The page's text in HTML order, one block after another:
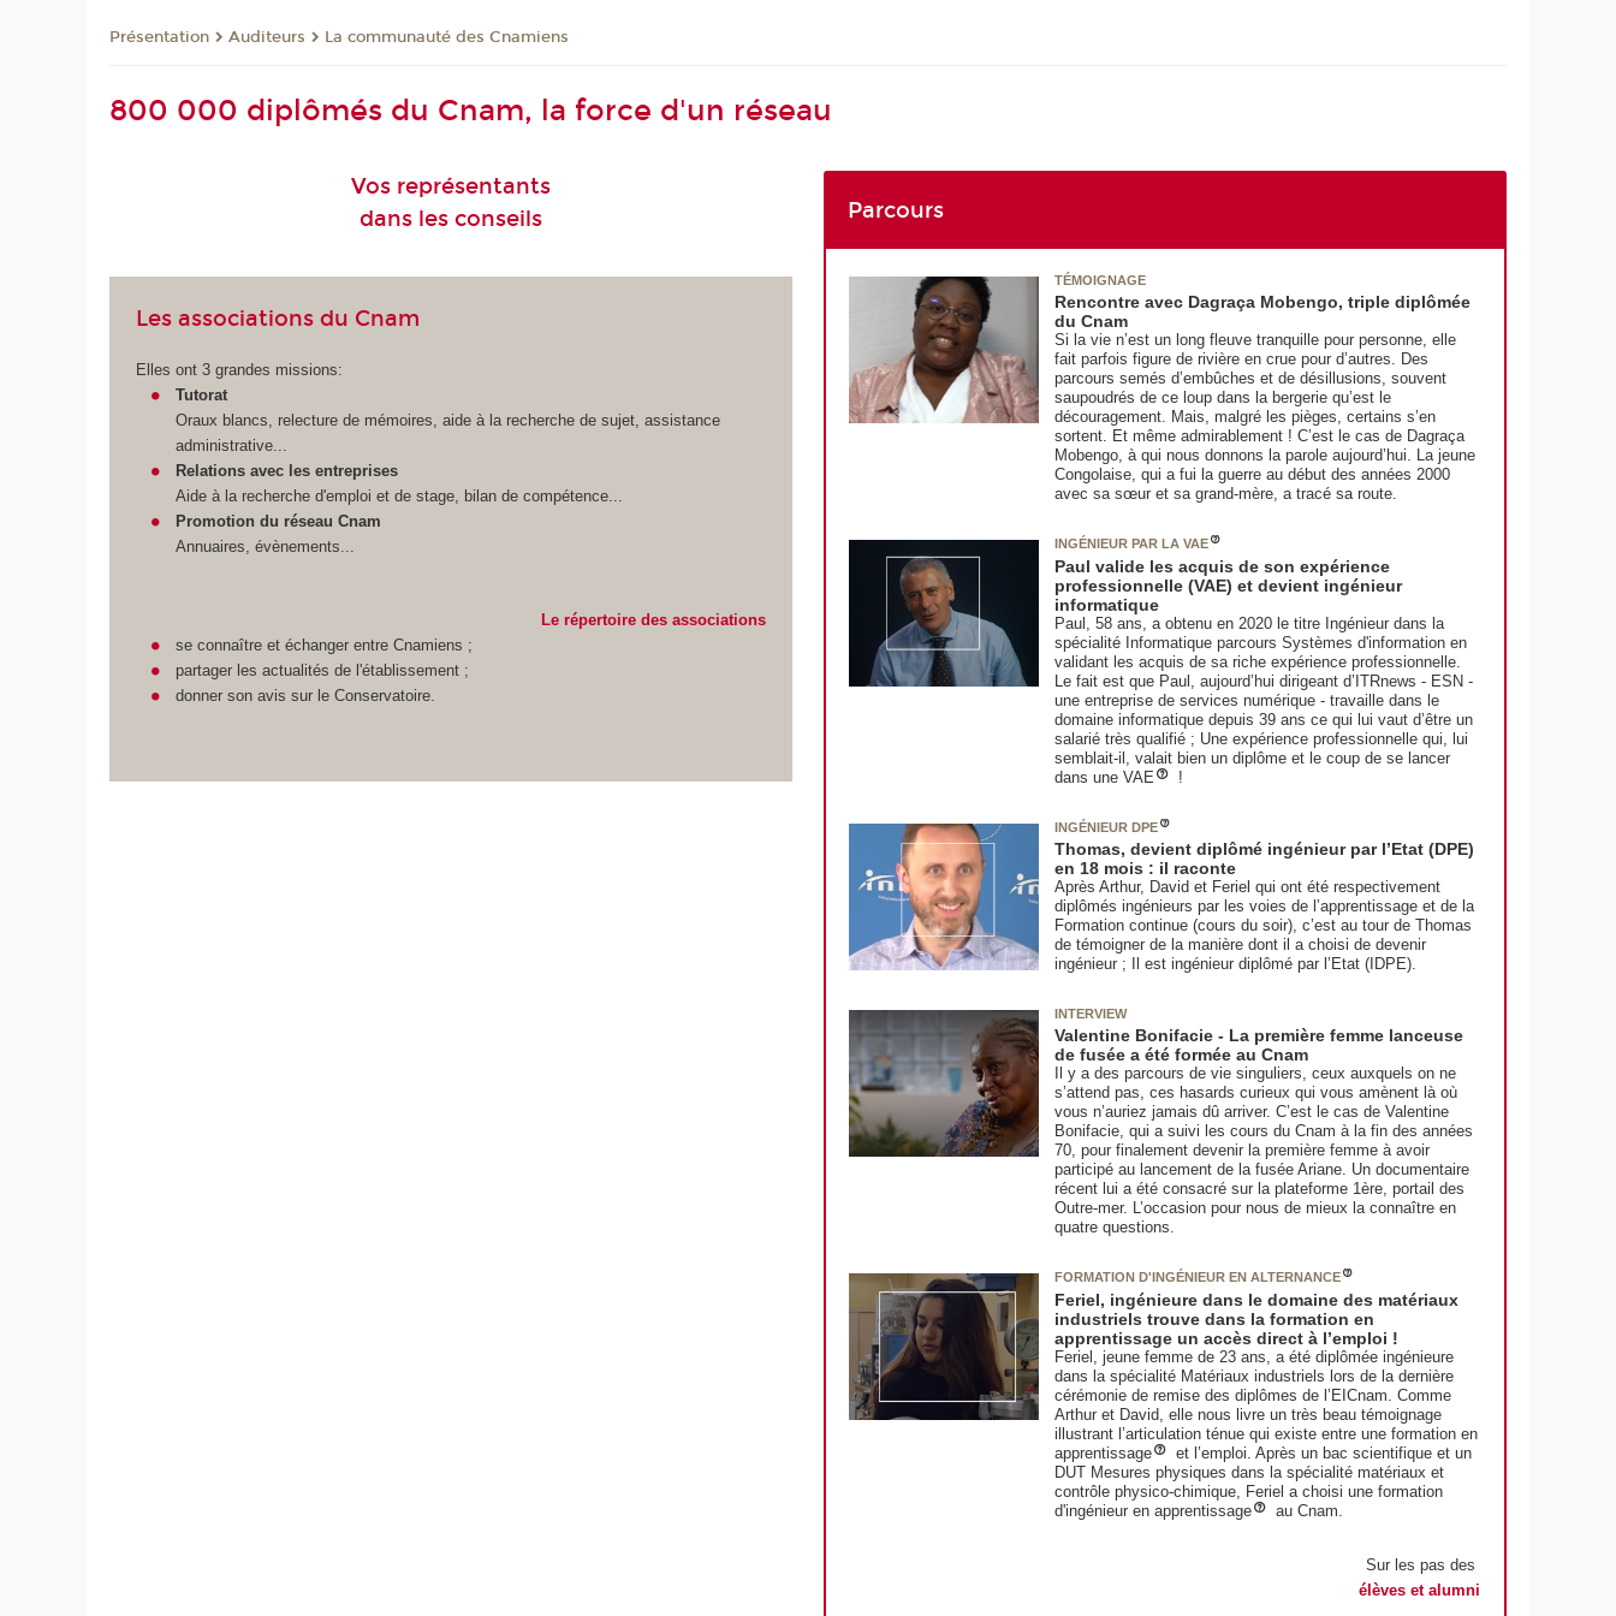
Présentation Auditeurs La communauté des Cnamiens
800 000 diplômés du Cnam, la force d'un réseau
Vos représentants
dans les conseils
Les associations du Cnam
Elles ont 3 grandes missions:
Tutorat
Oraux blancs, relecture de mémoires, aide à la recherche de sujet, assistance
administrative...
Relations avec les entreprises
Aide à la recherche d'emploi et de stage, bilan de compétence...
Promotion du réseau Cnam
Annuaires, évènements...
Le répertoire des associations
se connaître et échanger entre Cnamiens ;
partager les actualités de l'établissement ;
donner son avis sur le Conservatoire.
Parcours
TÉMOIGNAGE
Rencontre avec Dagraça Mobengo, triple diplômée
du Cnam
Si la vie n’est un long fleuve tranquille pour personne, elle
fait parfois figure de rivière en crue pour d’autres. Des
parcours semés d’embûches et de désillusions, souvent
saupoudrés de ce loup dans la bergerie qu’est le
découragement. Mais, malgré les pièges, certains s’en
sortent. Et même admirablement ! C’est le cas de Dagraça
Mobengo, à qui nous donnons la parole aujourd’hui. La jeune
Congolaise, qui a fui la guerre au début des années 2000
avec sa sœur et sa grand-mère, a tracé sa route.
INGÉNIEUR PAR LA VAE
Paul valide les acquis de son expérience
professionnelle (VAE) et devient ingénieur
informatique
Paul, 58 ans, a obtenu en 2020 le titre Ingénieur dans la
spécialité Informatique parcours Systèmes d'information en
validant les acquis de sa riche expérience professionnelle.
Le fait est que Paul, aujourd’hui dirigeant d’ITRnews - ESN -
une entreprise de services numérique - travaille dans le
domaine informatique depuis 39 ans ce qui lui vaut d’être un
salarié très qualifié ; Une expérience professionnelle qui, lui
semblait-il, valait bien un diplôme et le coup de se lancer
dans une VAE
!
INGÉNIEUR DPE
Thomas, devient diplômé ingénieur par l’Etat (DPE)
en 18 mois : il raconte
Après Arthur, David et Feriel qui ont été respectivement
diplômés ingénieurs par les voies de l’apprentissage et de la
Formation continue (cours du soir), c’est au tour de Thomas
de témoigner de la manière dont il a choisi de devenir
ingénieur ; Il est ingénieur diplômé par l’Etat (IDPE).
INTERVIEW
Valentine Bonifacie - La première femme lanceuse
de fusée a été formée au Cnam
Il y a des parcours de vie singuliers, ceux auxquels on ne
s’attend pas, ces hasards curieux qui vous amènent là où
vous n’auriez jamais dû arriver. C’est le cas de Valentine
Bonifacie, qui a suivi les cours du Cnam à la fin des années
70, pour finalement devenir la première femme à avoir
participé au lancement de la fusée Ariane. Un documentaire
récent lui a été consacré sur la plateforme 1ère, portail des
Outre-mer. L’occasion pour nous de mieux la connaître en
quatre questions.
FORMATION D'INGÉNIEUR EN ALTERNANCE
Feriel, ingénieure dans le domaine des matériaux
industriels trouve dans la formation en
apprentissage un accès direct à l’emploi !
Feriel, jeune femme de 23 ans, a été diplômée ingénieure
dans la spécialité Matériaux industriels lors de la dernière
cérémonie de remise des diplômes de l’EICnam. Comme
Arthur et David, elle nous livre un très beau témoignage
illustrant l’articulation ténue qui existe entre une formation en
apprentissage
et l’emploi. Après un bac scientifique et un
DUT Mesures physiques dans la spécialité matériaux et
contrôle physico-chimique, Feriel a choisi une formation
d'ingénieur en apprentissage
au Cnam.
Sur les pas des
élèves et alumni